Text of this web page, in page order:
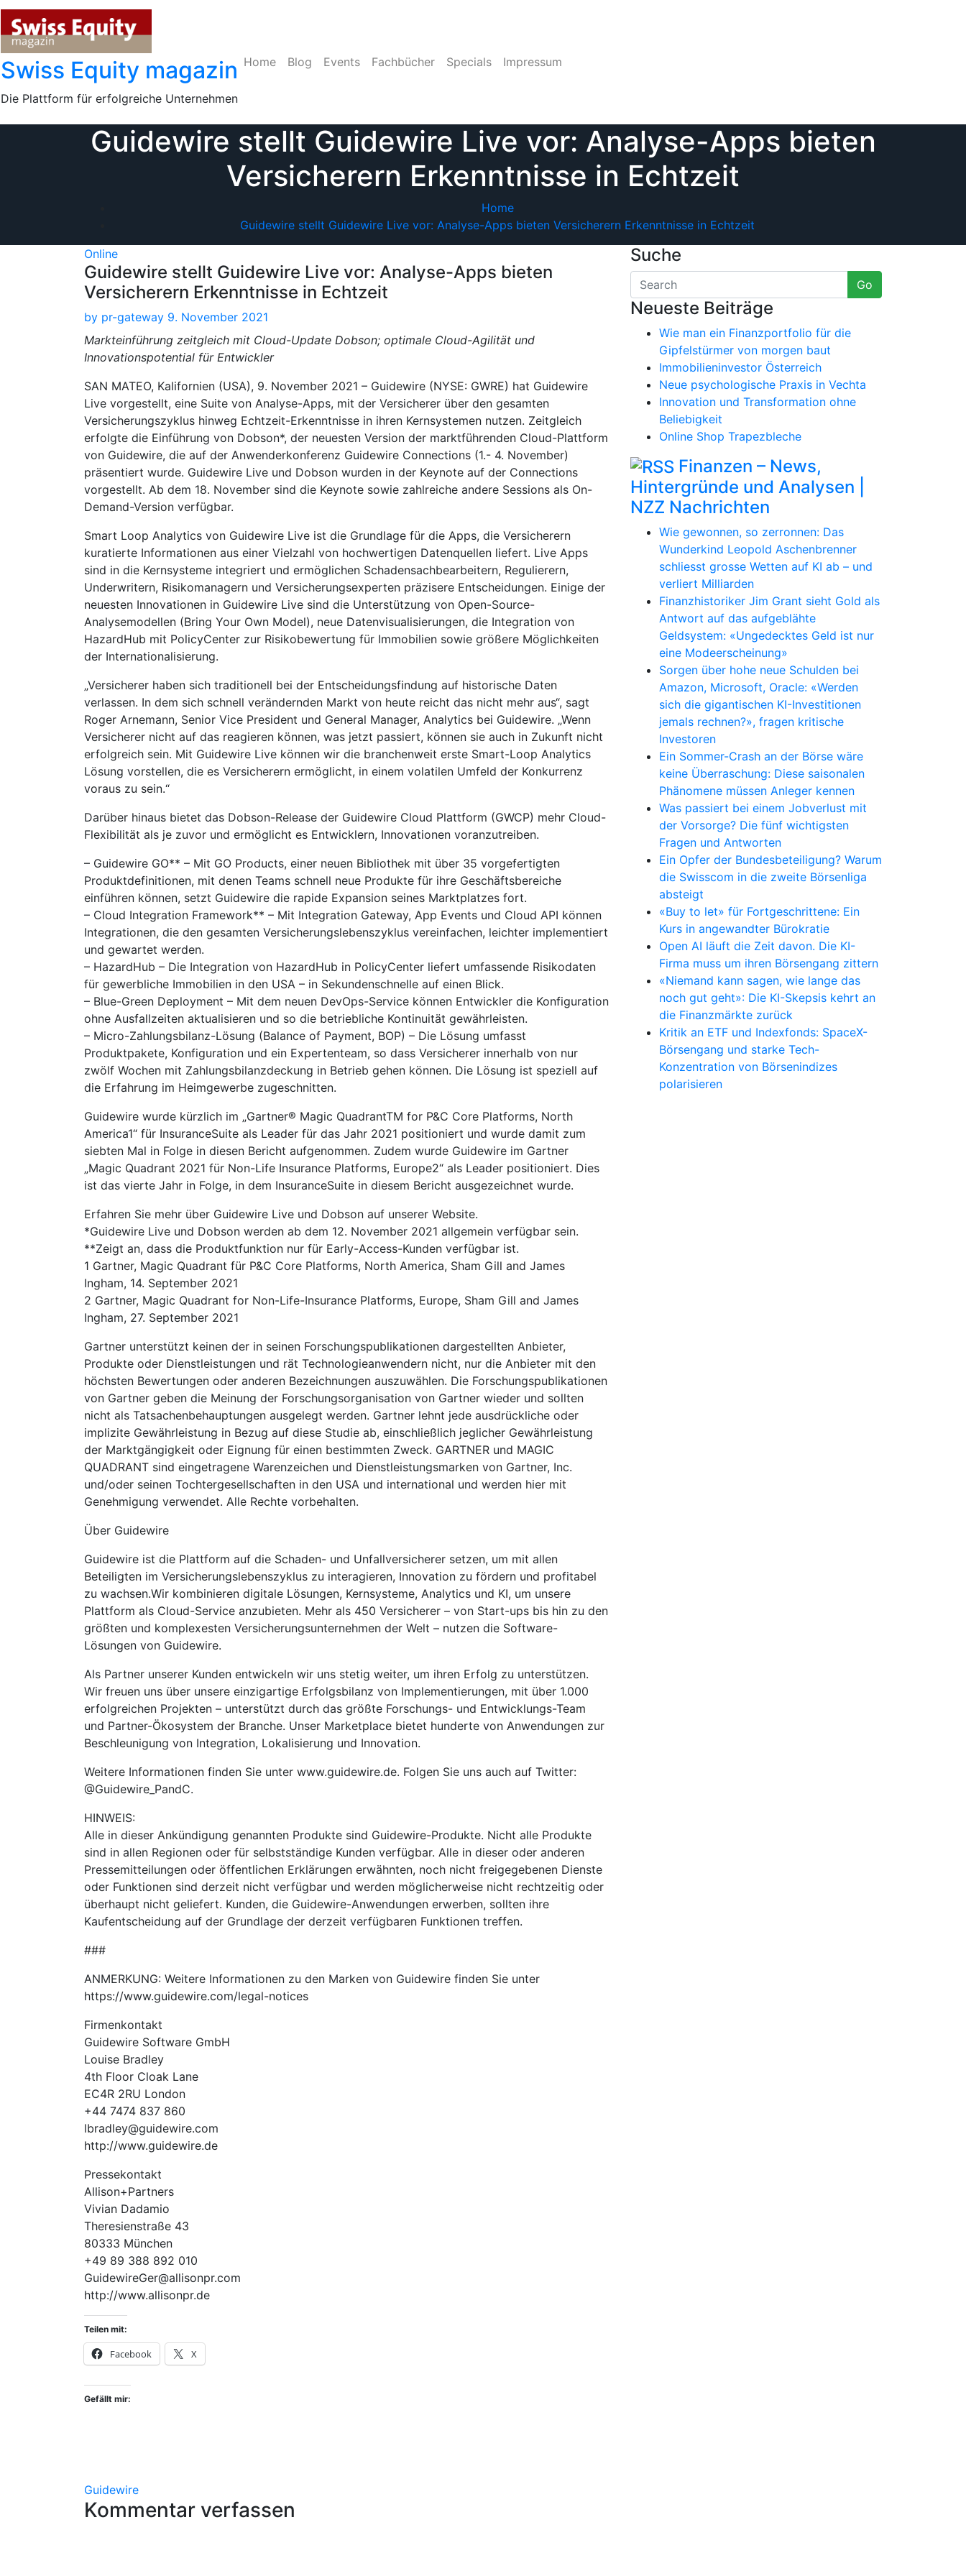
Skip
content
Swiss Equity magazin
Die Plattform für erfolgreiche Unternehmen
Home Blog Events Fachbücher Specials Impressum
Guidewire stellt Guidewire Live vor: Analyse-Apps bieten
Versicherern Erkenntnisse in Echtzeit
Home
Guidewire stellt Guidewire Live vor: Analyse-Apps bieten Versicherern Erkenntnisse in Echtzeit
Online
Guidewire stellt Guidewire Live vor: Analyse-Apps bieten
Versicherern Erkenntnisse in Echtzeit
by pr-gateway 9. November 2021
Markteinführung zeitgleich mit Cloud-Update Dobson; optimale Cloud-Agilität und
Innovationspotential für Entwickler
SAN MATEO, Kalifornien (USA), 9. November 2021 – Guidewire (NYSE: GWRE) hat Guidewire
Live vorgestellt, eine Suite von Analyse-Apps, mit der Versicherer über den gesamten
Versicherungszyklus hinweg Echtzeit-Erkenntnisse in ihren Kernsystemen nutzen. Zeitgleich
erfolgte die Einführung von Dobson*, der neuesten Version der marktführenden Cloud-Plattform
von Guidewire, die auf der Anwenderkonferenz Guidewire Connections (1.- 4. November)
präsentiert wurde. Guidewire Live und Dobson wurden in der Keynote auf der Connections
vorgestellt. Ab dem 18. November sind die Keynote sowie zahlreiche andere Sessions als On-
Demand-Version verfügbar.
Smart Loop Analytics von Guidewire Live ist die Grundlage für die Apps, die Versicherern
kuratierte Informationen aus einer Vielzahl von hochwertigen Datenquellen liefert. Live Apps
sind in die Kernsysteme integriert und ermöglichen Schadensachbearbeitern, Regulierern,
Underwritern, Risikomanagern und Versicherungsexperten präzisere Entscheidungen. Einige der
neuesten Innovationen in Guidewire Live sind die Unterstützung von Open-Source-
Analysemodellen (Bring Your Own Model), neue Datenvisualisierungen, die Integration von
HazardHub mit PolicyCenter zur Risikobewertung für Immobilien sowie größere Möglichkeiten
der Internationalisierung.
„Versicherer haben sich traditionell bei der Entscheidungsfindung auf historische Daten
verlassen. In dem sich schnell verändernden Markt von heute reicht das nicht mehr aus“, sagt
Roger Arnemann, Senior Vice President und General Manager, Analytics bei Guidewire. „Wenn
Versicherer nicht auf das reagieren können, was jetzt passiert, können sie auch in Zukunft nicht
erfolgreich sein. Mit Guidewire Live können wir die branchenweit erste Smart-Loop Analytics
Lösung vorstellen, die es Versicherern ermöglicht, in einem volatilen Umfeld der Konkurrenz
voraus zu sein.“
Darüber hinaus bietet das Dobson-Release der Guidewire Cloud Plattform (GWCP) mehr Cloud-
Flexibilität als je zuvor und ermöglicht es Entwicklern, Innovationen voranzutreiben.
– Guidewire GO** – Mit GO Products, einer neuen Bibliothek mit über 35 vorgefertigten
Produktdefinitionen, mit denen Teams schnell neue Produkte für ihre Geschäftsbereiche
einführen können, setzt Guidewire die rapide Expansion seines Marktplatzes fort.
– Cloud Integration Framework** – Mit Integration Gateway, App Events und Cloud API können
Integrationen, die den gesamten Versicherungslebenszyklus vereinfachen, leichter implementiert
und gewartet werden.
– HazardHub – Die Integration von HazardHub in PolicyCenter liefert umfassende Risikodaten
für gewerbliche Immobilien in den USA – in Sekundenschnelle auf einen Blick.
– Blue-Green Deployment – Mit dem neuen DevOps-Service können Entwickler die Konfiguration
ohne Ausfallzeiten aktualisieren und so die betriebliche Kontinuität gewährleisten.
– Micro-Zahlungsbilanz-Lösung (Balance of Payment, BOP) – Die Lösung umfasst
Produktpakete, Konfiguration und ein Expertenteam, so dass Versicherer innerhalb von nur
zwölf Wochen mit Zahlungsbilanzdeckung in Betrieb gehen können. Die Lösung ist speziell auf
die Erfahrung im Heimgewerbe zugeschnitten.
Guidewire wurde kürzlich im „Gartner® Magic QuadrantTM for P&C Core Platforms, North
America1“ für InsuranceSuite als Leader für das Jahr 2021 positioniert und wurde damit zum
siebten Mal in Folge in diesen Bericht aufgenommen. Zudem wurde Guidewire im Gartner
„Magic Quadrant 2021 für Non-Life Insurance Platforms, Europe2“ als Leader positioniert. Dies
ist das vierte Jahr in Folge, in dem InsuranceSuite in diesem Bericht ausgezeichnet wurde.
Erfahren Sie mehr über Guidewire Live und Dobson auf unserer Website.
*Guidewire Live und Dobson werden ab dem 12. November 2021 allgemein verfügbar sein.
**Zeigt an, dass die Produktfunktion nur für Early-Access-Kunden verfügbar ist.
1 Gartner, Magic Quadrant für P&C Core Platforms, North America, Sham Gill and James
Ingham, 14. September 2021
2 Gartner, Magic Quadrant for Non-Life-Insurance Platforms, Europe, Sham Gill and James
Ingham, 27. September 2021
Gartner unterstützt keinen der in seinen Forschungspublikationen dargestellten Anbieter,
Produkte oder Dienstleistungen und rät Technologieanwendern nicht, nur die Anbieter mit den
höchsten Bewertungen oder anderen Bezeichnungen auszuwählen. Die Forschungspublikationen
von Gartner geben die Meinung der Forschungsorganisation von Gartner wieder und sollten
nicht als Tatsachenbehauptungen ausgelegt werden. Gartner lehnt jede ausdrückliche oder
implizite Gewährleistung in Bezug auf diese Studie ab, einschließlich jeglicher Gewährleistung
der Marktgängigkeit oder Eignung für einen bestimmten Zweck. GARTNER und MAGIC
QUADRANT sind eingetragene Warenzeichen und Dienstleistungsmarken von Gartner, Inc.
und/oder seinen Tochtergesellschaften in den USA und international und werden hier mit
Genehmigung verwendet. Alle Rechte vorbehalten.
Über Guidewire
Guidewire ist die Plattform auf die Schaden- und Unfallversicherer setzen, um mit allen
Beteiligten im Versicherungslebenszyklus zu interagieren, Innovation zu fördern und profitabel
zu wachsen.Wir kombinieren digitale Lösungen, Kernsysteme, Analytics und KI, um unsere
Plattform als Cloud-Service anzubieten. Mehr als 450 Versicherer – von Start-ups bis hin zu den
größten und komplexesten Versicherungsunternehmen der Welt – nutzen die Software-
Lösungen von Guidewire.
Als Partner unserer Kunden entwickeln wir uns stetig weiter, um ihren Erfolg zu unterstützen.
Wir freuen uns über unsere einzigartige Erfolgsbilanz von Implementierungen, mit über 1.000
erfolgreichen Projekten – unterstützt durch das größte Forschungs- und Entwicklungs-Team
und Partner-Ökosystem der Branche. Unser Marketplace bietet hunderte von Anwendungen zur
Beschleunigung von Integration, Lokalisierung und Innovation.
Weitere Informationen finden Sie unter www.guidewire.de. Folgen Sie uns auch auf Twitter:
@Guidewire_PandC.
HINWEIS:
Alle in dieser Ankündigung genannten Produkte sind Guidewire-Produkte. Nicht alle Produkte
sind in allen Regionen oder für selbstständige Kunden verfügbar. Alle in dieser oder anderen
Pressemitteilungen oder öffentlichen Erklärungen erwähnten, noch nicht freigegebenen Dienste
oder Funktionen sind derzeit nicht verfügbar und werden möglicherweise nicht rechtzeitig oder
überhaupt nicht geliefert. Kunden, die Guidewire-Anwendungen erwerben, sollten ihre
Kaufentscheidung auf der Grundlage der derzeit verfügbaren Funktionen treffen.
###
ANMERKUNG: Weitere Informationen zu den Marken von Guidewire finden Sie unter
https://www.guidewire.com/legal-notices
Firmenkontakt
Guidewire Software GmbH
Louise Bradley
4th Floor Cloak Lane
EC4R 2RU London
+44 7474 837 860
lbradley@guidewire.com
http://www.guidewire.de
Pressekontakt
Allison+Partners
Vivian Dadamio
Theresienstraße 43
80333 München
+49 89 388 892 010
GuidewireGer@allisonpr.com
http://www.allisonpr.de
Teilen mit:
Facebook X
Gefällt mir:
Guidewire
Kommentar verfassen
Suche
Go
Neueste Beiträge
Wie man ein Finanzportfolio für die
Gipfelstürmer von morgen baut
Immobilieninvestor Österreich
Neue psychologische Praxis in Vechta
Innovation und Transformation ohne
Beliebigkeit
Online Shop Trapezbleche
Finanzen – News,
Hintergründe und Analysen |
NZZ Nachrichten
Wie gewonnen, so zerronnen: Das
Wunderkind Leopold Aschenbrenner
schliesst grosse Wetten auf KI ab – und
verliert Milliarden
Finanzhistoriker Jim Grant sieht Gold als
Antwort auf das aufgeblähte
Geldsystem: «Ungedecktes Geld ist nur
eine Modeerscheinung»
Sorgen über hohe neue Schulden bei
Amazon, Microsoft, Oracle: «Werden
sich die gigantischen KI-Investitionen
jemals rechnen?», fragen kritische
Investoren
Ein Sommer-Crash an der Börse wäre
keine Überraschung: Diese saisonalen
Phänomene müssen Anleger kennen
Was passiert bei einem Jobverlust mit
der Vorsorge? Die fünf wichtigsten
Fragen und Antworten
Ein Opfer der Bundesbeteiligung? Warum
die Swisscom in die zweite Börsenliga
absteigt
«Buy to let» für Fortgeschrittene: Ein
Kurs in angewandter Bürokratie
Open AI läuft die Zeit davon. Die KI-
Firma muss um ihren Börsengang zittern
«Niemand kann sagen, wie lange das
noch gut geht»: Die KI-Skepsis kehrt an
die Finanzmärkte zurück
Kritik an ETF und Indexfonds: SpaceX-
Börsengang und starke Tech-
Konzentration von Börsenindizes
polarisieren